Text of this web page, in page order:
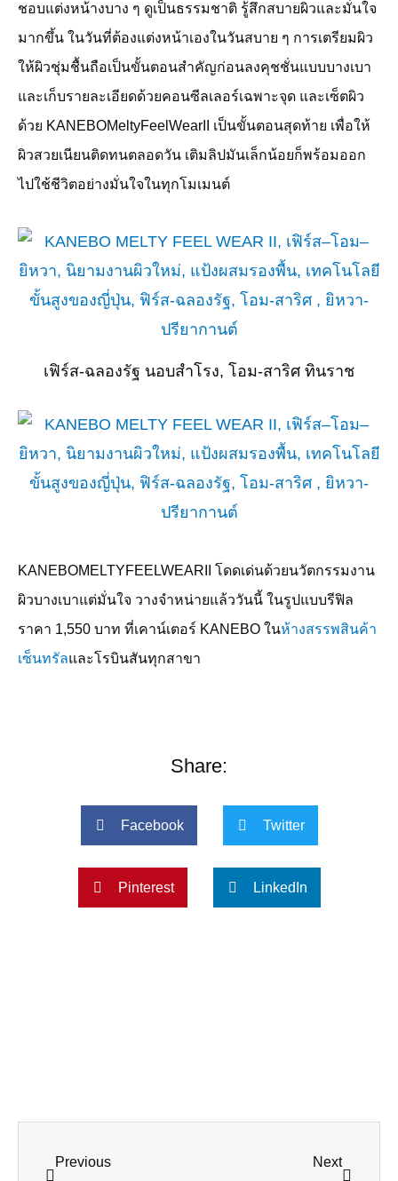
ชอบแต่งหน้างบาง ๆ ดูเป็นธรรมชาติ รู้สึกสบายผิวและมั่นใจ
มากขึ้น ในวันที่ต้องแต่งหน้าเองในวันสบาย ๆ การเตรียมผิว
ให้ผิวชุ่มชื้นถือเป็นขั้นตอนสำคัญก่อนลงคุชชั่นแบบบางเบา
และเก็บรายละเอียดด้วยคอนซีลเลอร์เฉพาะจุด และเซ็ตผิว
ด้วย KANEBOMeltyFeelWearII เป็นขั้นตอนสุดท้าย เพื่อให้
ผิวสวยเนียนติดทนตลอดวัน เติมลิปมันเล็กน้อยก็พร้อมออก
ไปใช้ชีวิตอย่างมั่นใจในทุกโมเมนต์
เฟิร์ส-ฉลองรัฐ นอบสำโรง, โอม-สาริศ ทินราช
KANEBOMELTYFEELWEARII โดดเด่นด้วยนวัตกรรมงาน
ผิวบางเบาแต่มั่นใจ วางจำหน่ายแล้ววันนี้ ในรูปแบบรีฟิล
ราคา 1,550 บาท ที่เคาน์เตอร์ KANEBO ในห้างสรรพสินค้า
เซ็นทรัลและโรบินสันทุกสาขา
Share:
Facebook Twitter
Pinterest LinkedIn
Previous Next